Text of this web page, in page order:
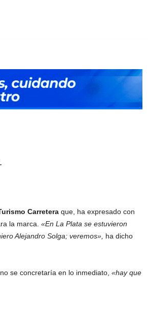
Carreteraque, ha expresado con
la marca. «En La Plata se estuvieron
Alejandro Solga; veremos», ha dicho
se concretaría en lo inmediato, «hay que